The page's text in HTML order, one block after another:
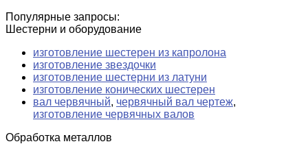
Популярные запросы:
Шестерни и оборудование
изготовление шестерен из капролона
изготовление звездочки
изготовление шестерни из латуни
изготовление конических шестерен
вал червячный, червячный вал чертеж,
изготовление червячных валов
Обработка металлов